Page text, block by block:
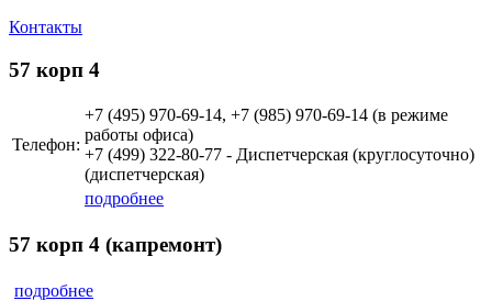
Контакты
57 корп 4
Телефон:
+7 (495) 970-69-14, +7 (985) 970-69-14 (в режиме
работы офиса)
+7 (499) 322-80-77 - Диспетчерская (круглосуточно)
(диспетчерская)
подробнее
57 корп 4 (капремонт)
подробнее